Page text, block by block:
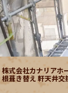
株式会社カナリアホ
根葺き替え 軒天井交